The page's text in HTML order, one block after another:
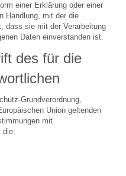
einer Erklärung oder einer
Handlung, mit der die
dass sie mit der Verarbeitung
Daten einverstanden ist.
des für die
Grundverordnung,
Union geltenden
mit
die: